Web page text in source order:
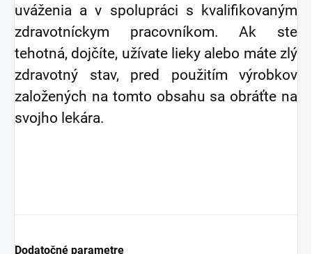
uváženia a v spolupráci s kvalifikovaným
zdravotníckym pracovníkom. Ak ste
tehotná, dojčíte, užívate lieky alebo máte zlý
zdravotný stav, pred použitím výrobkov
založených na tomto obsahu sa obráťte na
svojho lekára.
Dodatočné parametre